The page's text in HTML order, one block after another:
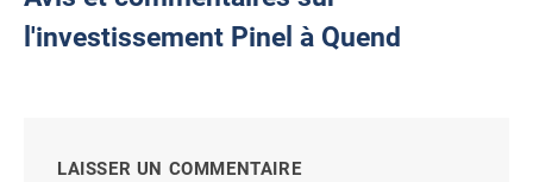
l'investissement Pinel à Quend
LAISSER UN COMMENTAIRE